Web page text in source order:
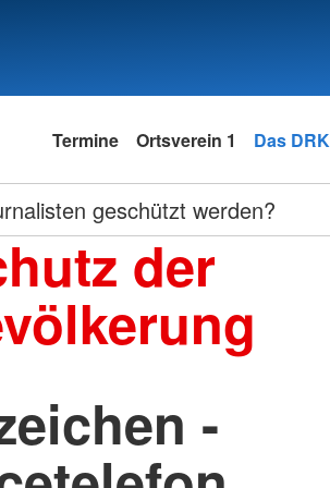
Termine Ortsverein 1 Das DRK
geschützt werden?
der
-